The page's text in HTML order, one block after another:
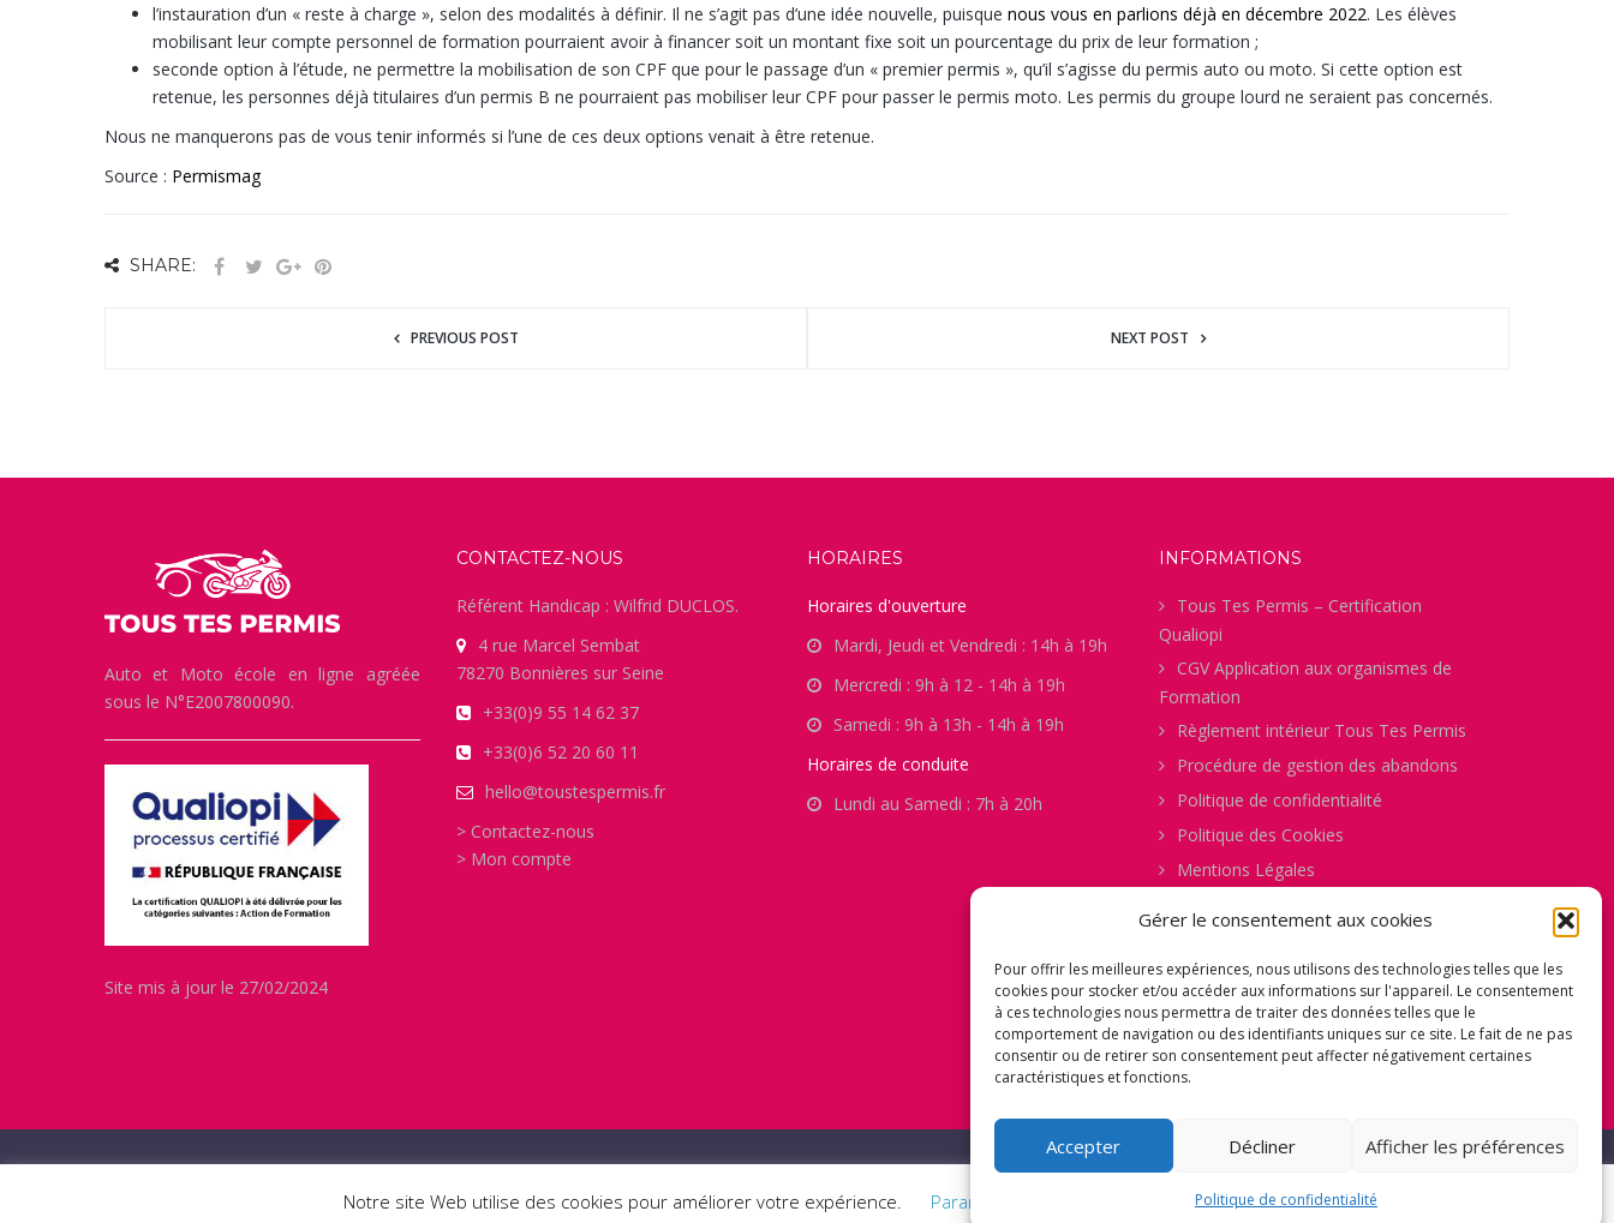
Gérer le consentement aux cookies
Pour offrir les meilleures expériences, nous utilisons des technologies telles que les
cookies pour stocker et/ou accéder aux informations sur l'appareil. Le consentement
à ces technologies nous permettra de traiter des données telles que le
comportement de navigation ou des identifiants uniques sur ce site. Le fait de ne pas
consentir ou de retirer son consentement peut affecter négativement certaines
caractéristiques et fonctions.
Accepter Décliner Afficher les préférences
Politique de confidentialité
l’instauration d’un « reste à charge », selon des modalités à définir. Il ne s’agit pas d’une idée nouvelle, puisque nous vous en parlions déjà en décembre 2022. Les élèves
mobilisant leur compte personnel de formation pourraient avoir à financer soit un montant fixe soit un pourcentage du prix de leur formation ;
seconde option à l’étude, ne permettre la mobilisation de son CPF que pour le passage d’un « premier permis », qu’il s’agisse du permis auto ou moto. Si cette option est
retenue, les personnes déjà titulaires d’un permis B ne pourraient pas mobiliser leur CPF pour passer le permis moto. Les permis du groupe lourd ne seraient pas concernés.
Nous ne manquerons pas de vous tenir informés si l’une de ces deux options venait à être retenue.
Source : Permismag
SHARE:
PREVIOUS POST NEXT POST
Auto et Moto école en ligne agréée
sous le N°E2007800090.
Site mis à jour le 27/02/2024
CONTACTEZ-NOUS
Référent Handicap : Wilfrid DUCLOS.
4 rue Marcel Sembat
78270 Bonnières sur Seine
+33(0)9 55 14 62 37
+33(0)6 52 20 60 11
hello@toustespermis.fr
> Contactez-nous
> Mon compte
HORAIRES
Horaires d'ouverture
Mardi, Jeudi et Vendredi : 14h à 19h
Mercredi : 9h à 12 - 14h à 19h
Samedi : 9h à 13h - 14h à 19h
Horaires de conduite
Lundi au Samedi : 7h à 20h
INFORMATIONS
Tous Tes Permis – Certification
Qualiopi
CGV Application aux organismes de
Formation
Règlement intérieur Tous Tes Permis
Procédure de gestion des abandons
Politique de confidentialité
Politique des Cookies
Mentions Légales
Fiche de Pré-inscription
Formulaire de Consentement pour la
Captation d’Images et de Vidéos
Notre site Web utilise des cookies pour améliorer votre expérience. Paramètres des Cookies ACCEPTER